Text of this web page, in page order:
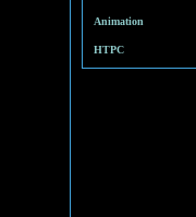
Animation
HTPC